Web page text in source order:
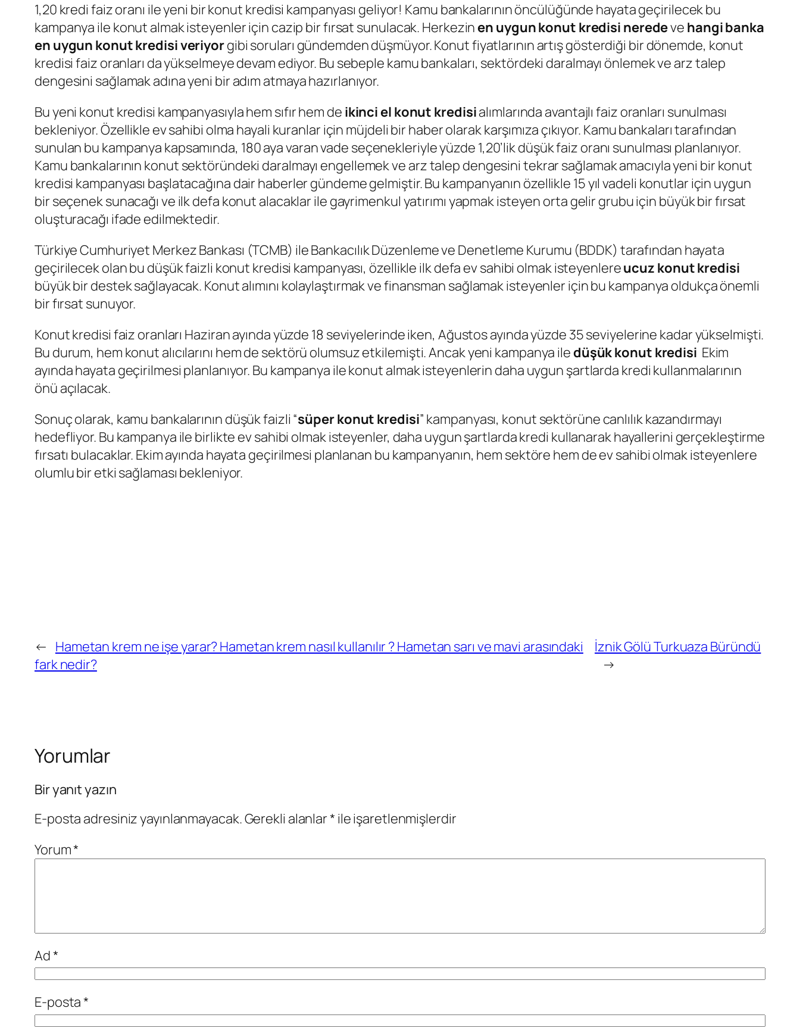
1,20 kredi faiz oranı ile yeni bir konut kredisi kampanyası geliyor! Kamu bankalarının öncülüğünde hayata geçirilecek bu
kampanya ile konut almak isteyenler için cazip bir fırsat sunulacak. Herkezin en uygun konut kredisi neredeve hangi banka
en uygun konut kredisi veriyorgibi soruları gündemden düşmüyor. Konut fiyatlarının artış gösterdiği bir dönemde, konut
kredisi faiz oranları da yükselmeye devam ediyor. Bu sebeple kamu bankaları, sektördeki daralmayı önlemek ve arz talep
dengesini sağlamak adına yeni bir adım atmaya hazırlanıyor.
Bu yeni konut kredisi kampanyasıyla hem sıfır hem de ikinci el konut kredisialımlarında avantajlı faiz oranları sunulması
bekleniyor. Özellikle ev sahibi olma hayali kuranlar için müjdeli bir haber olarak karşımıza çıkıyor. Kamu bankaları tarafından
sunulan bu kampanya kapsamında, 180 aya varan vade seçenekleriyle yüzde 1,20’lik düşük faiz oranı sunulması planlanıyor.
Kamu bankalarının konut sektöründeki daralmayı engellemek ve arz talep dengesini tekrar sağlamak amacıyla yeni bir konut
kredisi kampanyası başlatacağına dair haberler gündeme gelmiştir. Bu kampanyanın özellikle 15 yıl vadeli konutlar için uygun
bir seçenek sunacağı ve ilk defa konut alacaklar ile gayrimenkul yatırımı yapmak isteyen orta gelir grubu için büyük bir fırsat
oluşturacağı ifade edilmektedir.
Türkiye Cumhuriyet Merkez Bankası (TCMB) ile Bankacılık Düzenleme ve Denetleme Kurumu (BDDK) tarafından hayata
geçirilecek olan bu düşük faizli konut kredisi kampanyası, özellikle ilk defa ev sahibi olmak isteyenlereucuz konut kredisi
büyük bir destek sağlayacak. Konut alımını kolaylaştırmak ve finansman sağlamak isteyenler için bu kampanya oldukça önemli
bir fırsat sunuyor.
Konut kredisi faiz oranları Haziran ayında yüzde 18 seviyelerinde iken, Ağustos ayında yüzde 35 seviyelerine kadar yükselmişti.
Bu durum, hem konut alıcılarını hem de sektörü olumsuz etkilemişti. Ancak yeni kampanya ile düşük konut kredisi Ekim
ayında hayata geçirilmesi planlanıyor. Bu kampanya ile konut almak isteyenlerin daha uygun şartlarda kredi kullanmalarının
önü açılacak.
Sonuç olarak, kamu bankalarının düşük faizli “süper konut kredisi” kampanyası, konut sektörüne canlılık kazandırmayı
hedefliyor. Bu kampanya ile birlikte ev sahibi olmak isteyenler, daha uygun şartlarda kredi kullanarak hayallerini gerçekleştirme
fırsatı bulacaklar. Ekim ayında hayata geçirilmesi planlanan bu kampanyanın, hem sektöre hem de ev sahibi olmak isteyenlere
olumlu bir etki sağlaması bekleniyor.
← Hametan krem ne işe yarar? Hametan krem nasıl kullanılır ? Hametan sarı ve mavi arasındaki
fark nedir?
İznik Gölü Turkuaza Büründü
→
Yorumlar
Bir yanıt yazın
E-posta adresiniz yayınlanmayacak.Gerekli alanlar* ile işaretlenmişlerdir
Yorum*
Ad*
E-posta*